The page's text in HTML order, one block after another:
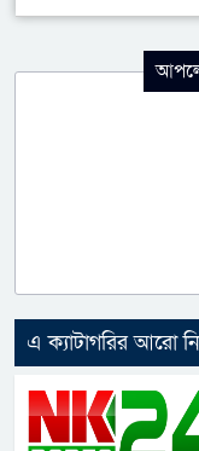
এ ক্যাটাগরির আরো